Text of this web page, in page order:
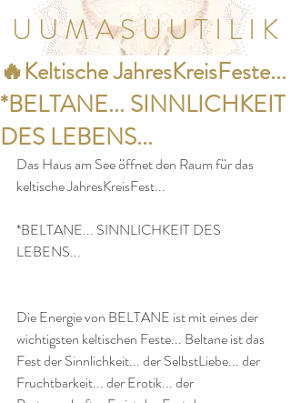
U U M A S U U T I L I K
🔥Keltische JahresKreisFeste...
*BELTANE... SINNLICHKEIT
DES LEBENS...
Das Haus am See öffnet den Raum für das
keltische JahresKreisFest...
*BELTANE... SINNLICHKEIT DES
LEBENS...
Die Energie von BELTANE ist mit eines der
wichtigsten keltischen Feste... Beltane ist das
Fest der Sinnlichkeit... der SelbstLiebe... der
Fruchtbarkeit... der Erotik... der